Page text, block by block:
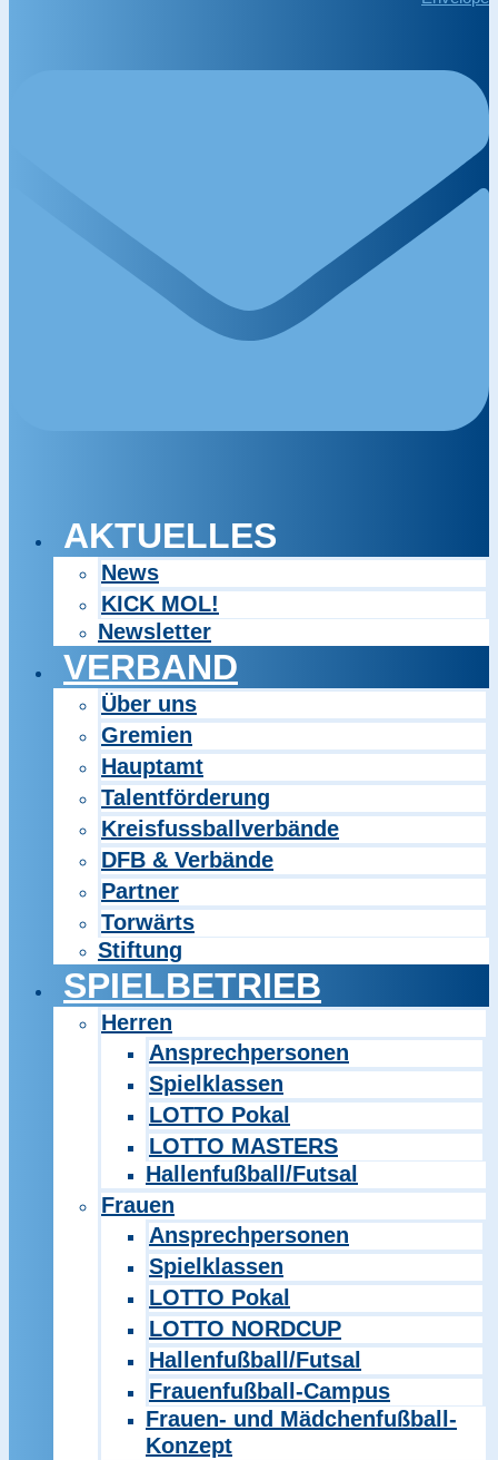
AKTUELLES
News
KICK MOL!
Newsletter
VERBAND
Über uns
Gremien
Hauptamt
Talentförderung
Kreisfussballverbände
DFB & Verbände
Partner
Torwärts
Stiftung
SPIELBETRIEB
Herren
Ansprechpersonen
Spielklassen
LOTTO Pokal
LOTTO MASTERS
Hallenfußball/Futsal
Frauen
Ansprechpersonen
Spielklassen
LOTTO Pokal
LOTTO NORDCUP
Hallenfußball/Futsal
Frauenfußball-Campus
Frauen- und Mädchenfußball-
Konzept